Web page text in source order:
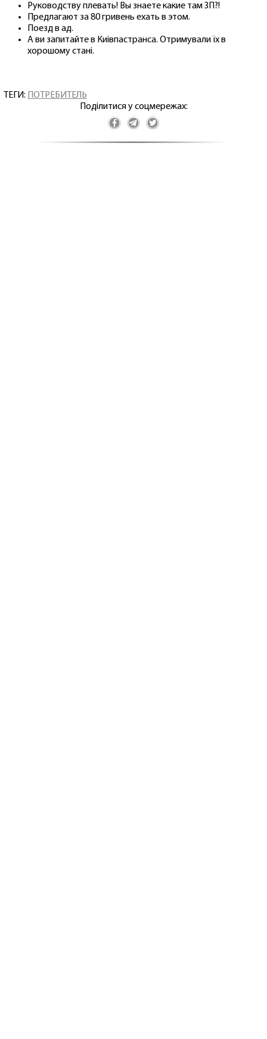
Руководству плевать! Вы знаете какие там ЗП?!
Предлагают за 80 гривень ехать в этом.
Поезд в ад.
А ви запитайте в Киівпастранса. Отримували їх в
хорошому стані.
ТЕГИ:
ПОТРЕБИТЕЛЬ
Поділитися у соцмережах: